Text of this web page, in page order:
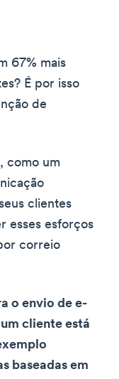
67% mais
É por isso
de
como um
clientes
esses esforços
correio
o envio de e-
cliente está
baseadas em